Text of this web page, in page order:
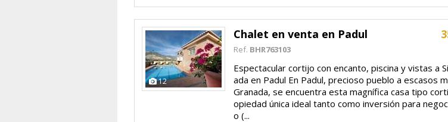
12
Chalet en venta en Padul
Ref. BHR763103
Espectacular cortijo con encanto, piscina y vistas a
ada en Padul En Padul, precioso pueblo a escasos
Granada, se encuentra esta magnífica casa tipo
opiedad única ideal tanto como inversión para
o (...